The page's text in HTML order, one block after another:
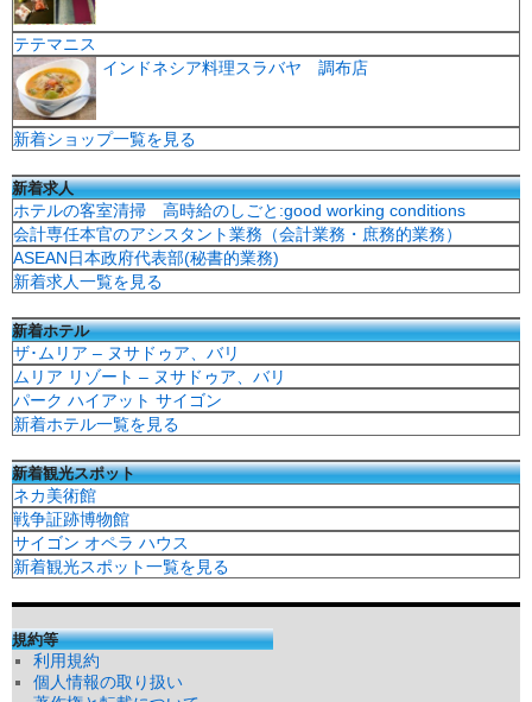
テテマニス
インドネシア料理スラバヤ 調布店
新着ショップ一覧を見る
新着求人
ホテルの客室清掃 高時給のしごと:good working conditions
会計専任本官のアシスタント業務（会計業務・庶務的業務）
ASEAN日本政府代表部(秘書的業務)
新着求人一覧を見る
新着ホテル
ザ･ムリア – ヌサドゥア、バリ
ムリア リゾート – ヌサドゥア、バリ
パーク ハイアット サイゴン
新着ホテル一覧を見る
新着観光スポット
ネカ美術館
戦争証跡博物館
サイゴン オペラ ハウス
新着観光スポット一覧を見る
規約等
利用規約
個人情報の取り扱い